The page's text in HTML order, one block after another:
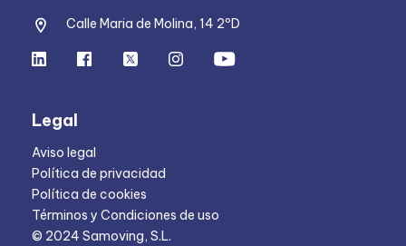
Calle Maria de Molina, 14 2ºD
Legal
Aviso legal
Política de privacidad
Política de cookies
Términos y Condiciones de uso
© 2024 Samoving, S.L.